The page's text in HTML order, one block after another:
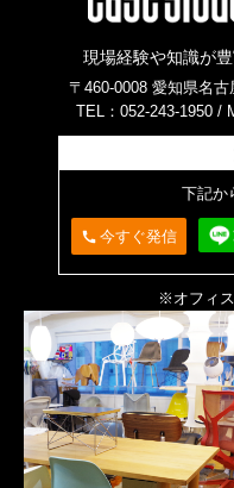
現場経験や知識が
〒460-0008 愛知県名
TEL：052-243-1950 /
下記か
call 今すぐ発信
※オフィ